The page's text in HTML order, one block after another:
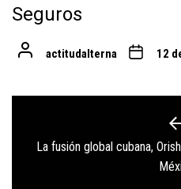
Seguros
actitudalterna 12
La fusión global cubana,